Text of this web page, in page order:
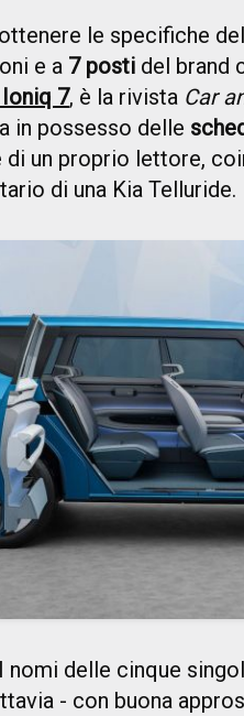
le specifiche
e a 7 posti del brand
7, è la rivista Car
in possesso delle
di un proprio lettore,
di una Kia Telluride.
I nomi delle cinque
- con buona